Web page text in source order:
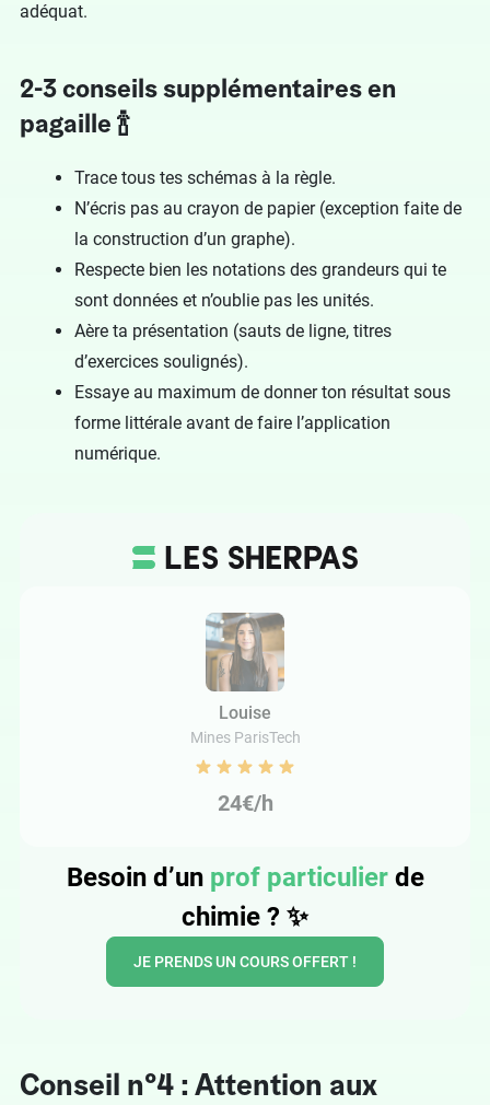
adéquat.
2-3 conseils supplémentaires en
pagaille 🍾
Trace tous tes schémas à la règle.
N’écris pas au crayon de papier (exception faite de
la construction d’un graphe).
Respecte bien les notations des grandeurs qui te
sont données et n’oublie pas les unités.
Aère ta présentation (sauts de ligne, titres
d’exercices soulignés).
Essaye au maximum de donner ton résultat sous
forme littérale avant de faire l’application
numérique.
Louise
Mines ParisTech
24€/h
Besoin d’un prof particulierde
chimie ? ✨
JE PRENDS UN COURS OFFERT !
Conseil n°4 : Attention aux